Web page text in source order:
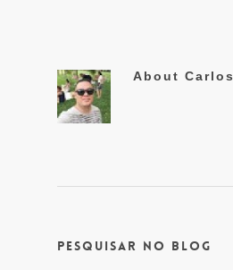
About Carlos
Pesquisar no Blog